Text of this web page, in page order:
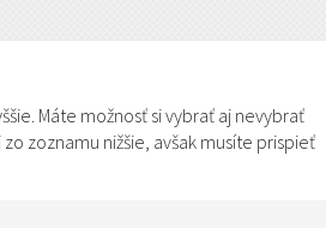
Máte možnosť si vybrať aj nevybrať
zoznamu nižšie, avšak musíte prispieť